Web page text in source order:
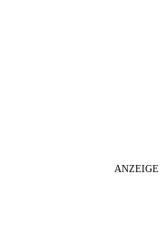
ANZEIGE